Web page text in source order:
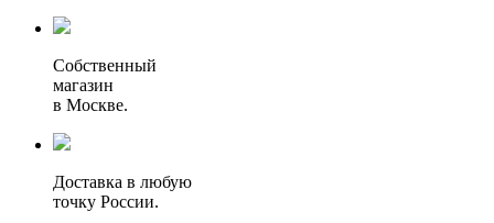
Собственный
магазин
в Москве.
Доставка в любую
точку России.